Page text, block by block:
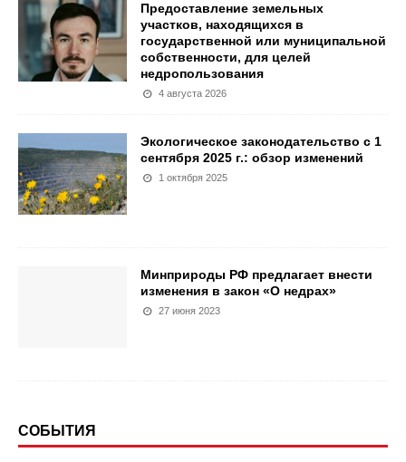
Предоставление земельных
участков, находящихся в
государственной или муниципальной
собственности, для целей
недропользования
4 августа 2026
Экологическое законодательство с 1
сентября 2025 г.: обзор изменений
1 октября 2025
Минприроды РФ предлагает внести
изменения в закон «О недрах»
27 июня 2023
СОБЫТИЯ